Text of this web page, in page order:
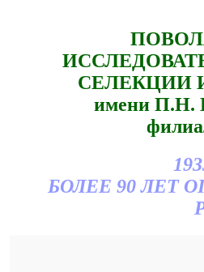
СЕЛЕКЦИИ
имени
БОЛЕЕ 90 ЛЕТ